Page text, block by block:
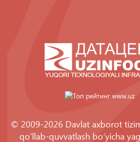
© 2009-2026 Davlat axborot
qo‘llab-quvvatlash bo‘yicha